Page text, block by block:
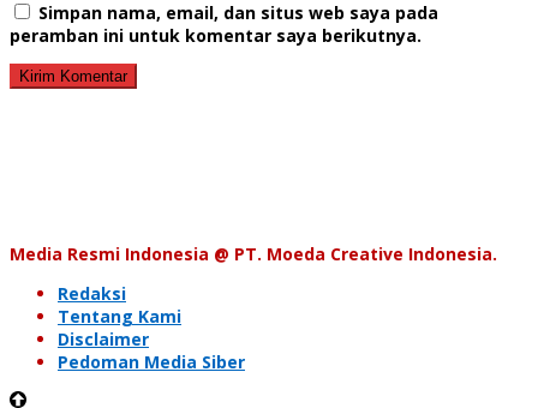
Simpan nama, email, dan situs web saya pada
peramban ini untuk komentar saya berikutnya.
Media Resmi Indonesia @ PT. Moeda Creative Indonesia.
Redaksi
Tentang Kami
Disclaimer
Pedoman Media Siber